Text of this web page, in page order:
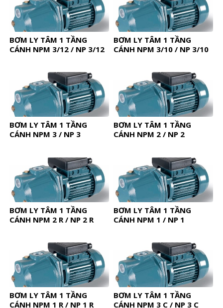
BƠM LY TÂM 1 TẦNG
CÁNH NPM 3/12 / NP 3/12
BƠM LY TÂM 1 TẦNG
CÁNH NPM 3/10 / NP 3/10
BƠM LY TÂM 1 TẦNG
CÁNH NPM 3 / NP 3
BƠM LY TÂM 1 TẦNG
CÁNH NPM 2 / NP 2
BƠM LY TÂM 1 TẦNG
CÁNH NPM 2 R / NP 2 R
BƠM LY TÂM 1 TẦNG
CÁNH NPM 1 / NP 1
BƠM LY TÂM 1 TẦNG
CÁNH NPM 1 R / NP 1 R
BƠM LY TÂM 1 TẦNG
CÁNH NPM 3 C / NP 3 C